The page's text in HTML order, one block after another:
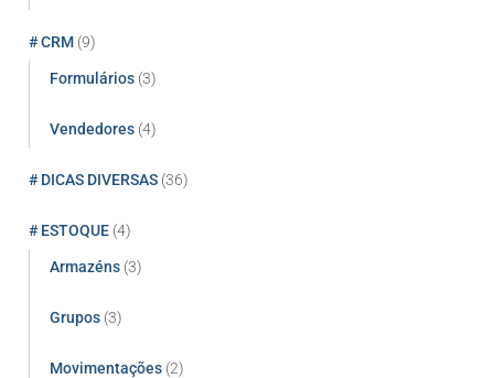
# CRM (9)
Formulários (3)
Vendedores (4)
# DICAS DIVERSAS (36)
# ESTOQUE (4)
Armazéns (3)
Grupos (3)
Movimentações (2)